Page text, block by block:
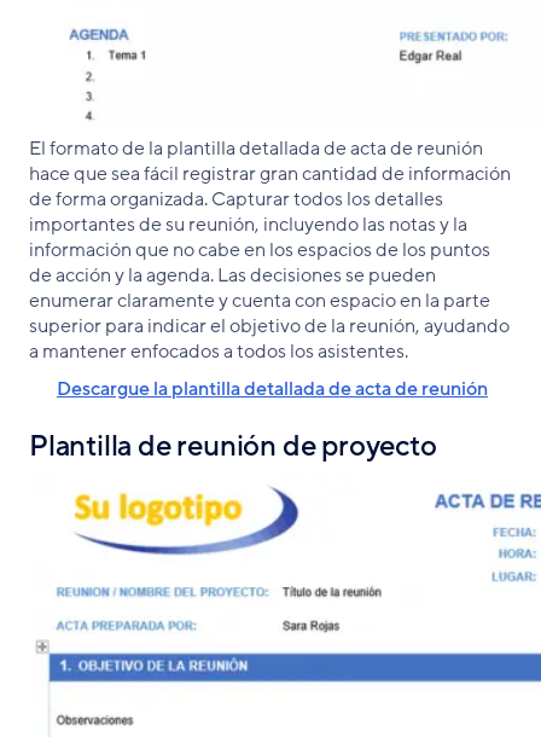
El formato de la plantilla detallada de acta de reunión
hace que sea fácil registrar gran cantidad de información
de forma organizada. Capturar todos los detalles
importantes de su reunión, incluyendo las notas y la
información que no cabe en los espacios de los puntos
de acción y la agenda. Las decisiones se pueden
enumerar claramente y cuenta con espacio en la parte
superior para indicar el objetivo de la reunión, ayudando
a mantener enfocados a todos los asistentes.
Descargue la plantilla detallada de acta de reunión
Plantilla de reunión de proyecto